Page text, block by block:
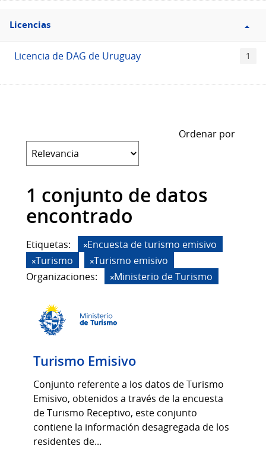
Filtro
Licencias
Licencias
Licencia de DAG de Uruguay 1
Ordenar por
1 conjunto de datos
encontrado
Etiquetas:
Encuesta de turismo emisivo
Turismo
Turismo emisivo
Organizaciones:
Ministerio de Turismo
Turismo Emisivo
Conjunto referente a los datos de Turismo
Emisivo, obtenidos a través de la encuesta
de Turismo Receptivo, este conjunto
contiene la información desagregada de los
residentes de...